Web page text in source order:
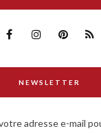
NEWSLETTER
adresse e-mail